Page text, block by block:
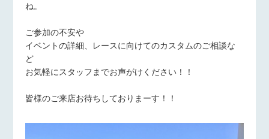
ね。
ご参加の不安や
イベントの詳細、レースに向けてのカスタムのご相談な
ど
お気軽にスタッフまでお声がけください！！
皆様のご来店お待ちしておりまーす！！